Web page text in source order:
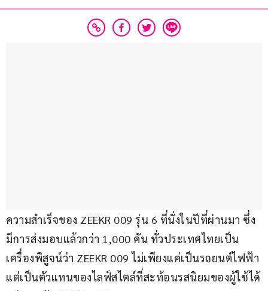
ความสำเร็จของ ZEEKR 009 รุ่น 6 ที่นั่งในปีที่ผ่านมา ซึ่ง
มีการส่งมอบแล้วกว่า 1,000 คัน ทั่วประเทศไทยเป็น
เครื่องพิสูจน์ว่า ZEEKR 009 ไม่เพียงแค่เป็นรถยนต์ไฟฟ้า
แต่เป็นตัวแทนของไลฟ์สไตล์ที่สะท้อนรสนิยมของผู้ใช้ได้